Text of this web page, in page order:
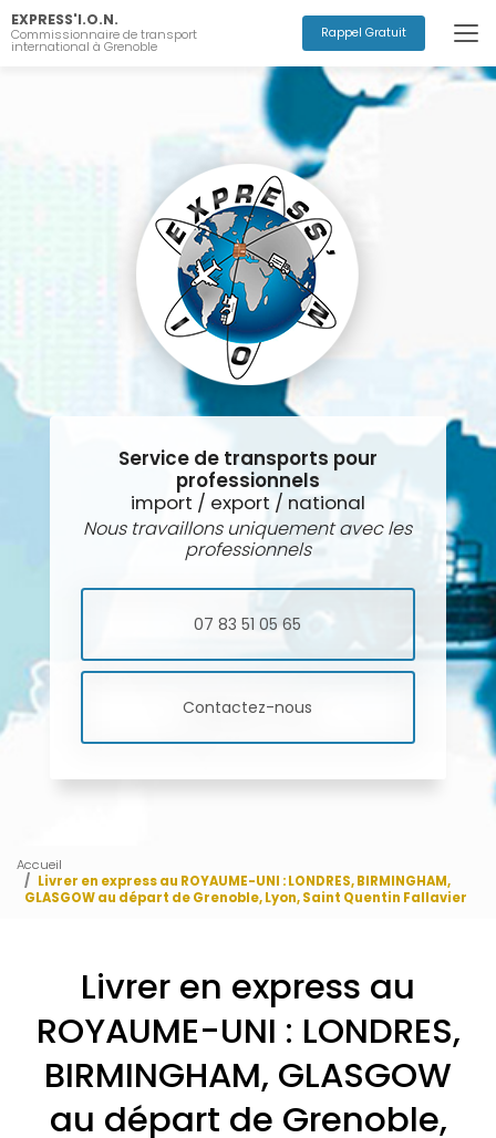
Aller
au
contenu
EXPRESS'I.O.N.
Commissionnaire de transport
international à Grenoble
Rappel Gratuit
Service de transports pour
professionnels
import / export / national
Nous travaillons uniquement avec les
professionnels
07 83 51 05 65
Contactez-nous
Accueil
Livrer en express au ROYAUME-UNI : LONDRES, BIRMINGHAM,
GLASGOW au départ de Grenoble, Lyon, Saint Quentin Fallavier
Livrer en express au
ROYAUME-UNI : LONDRES,
BIRMINGHAM, GLASGOW
au départ de Grenoble,